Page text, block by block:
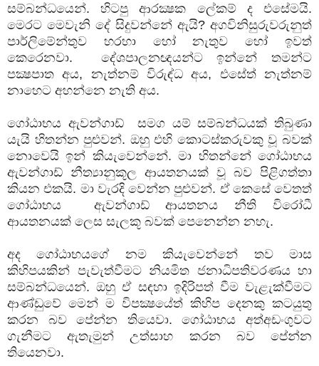
සම්බන්ධයෙන්. හිටපු ආරක්‍ෂක ලේකම් ද එසේමයි.
මෙරට මෙවැනි දේ සිදුවන්නේ ඇයි? අගවිනිසුරුවරුනුත්
පාර්ලිමේන්තුව හරහා හෝ නැතුව හෝ ඉවත්
කෙරෙනවා. දේශපාලනඥයන්ට ඉන්නේ තමන්ට
පක්‍ෂපාත අය, නැත්නම් විරුඳ්ධ අය, එසේත් නැත්නම්
නාහෙට අහන්නෙ නැති අය.
ගෝඨාභය ඇවන්ගාඩ් සමග යම් සම්බන්ධයක් තිබුණා
යැයි හිතන්න පුළුවන්. ඔහු එහි කොටස්කරුවකු වූ බවක්
නොවෙයි ඉන් කියැවෙන්නේ. මා හිතන්නේ ගෝඨාභය
ඇවන්ගාඩ් නීත්‍යානුකූල ආයතනයක් වූ බව පිළිගත්තා
කියන එකයි. මා වැරදි වෙන්න පුළුවන්. ඒ කෙසේ වෙතත්
ගෝඨාභය ඇවන්ගාඩ් ආයතනය නීති විරෝධී
ආයතනයක් ලෙස සැලකූ බවක් පෙනෙන්න නහැ.
අද ගෝඨාභයගේ නම කියැවෙන්නේ තව මාස
කිහිපයකින් පැවැත්වීමට නියමිත ජනාධිපතිවරණය හා
සම්බන්ධයෙන්. ඔහු ඒ සඳහා ඉදිරිපත් වීම වැළැක්වීමට
ආණ්ඩුවේ මෙන් ම විපක්‍ෂයේත් කිහිප දෙනකු කටයුතු
කරන බව පේන්න තියෙවා. ගෝඨාභය අත්අඩංගුවට
ගැනීමට ඇතැමුන් උත්සාහ කරන බව පේන්න
තියෙනවා.